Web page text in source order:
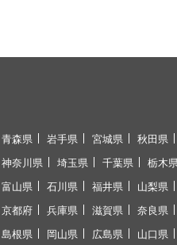
青森県 岩手県 宮城県 秋田県
神奈川県 埼玉県 千葉県 栃木県
富山県 石川県 福井県 山梨県
京都府 兵庫県 滋賀県 奈良県
島根県 岡山県 広島県 山口県